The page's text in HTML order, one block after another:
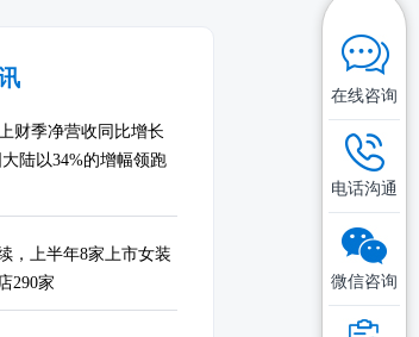
财季净营收同比增长
陆以34%的增幅领跑
，上半年8家上市女装
290家
在线咨询
电话沟通
微信咨询